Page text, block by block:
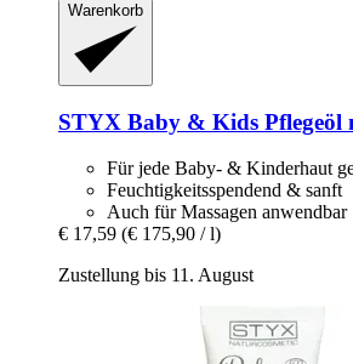
Warenkorb
STYX Baby & Kids Pflegeöl
Für jede Baby- & Kinderhaut
Feuchtigkeitsspendend & sanft
Auch für Massagen anwendbar
€ 17,59 (€ 175,90 / l)
Zustellung bis 11. August